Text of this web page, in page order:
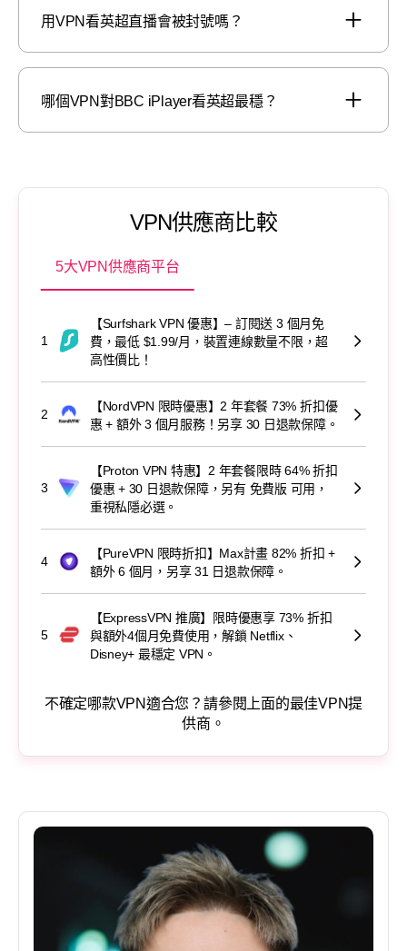
用VPN看英超直播會被封號嗎？
哪個VPN對BBC iPlayer看英超最穩？
VPN供應商比較
5大VPN供應商平台
1
【Surfshark VPN 優惠】– 訂閱送 3 個月免
費，最低 $1.99/月，裝置連線數量不限，超
高性價比！
2
【NordVPN 限時優惠】2 年套餐 73% 折扣優
惠 + 額外 3 個月服務！另享 30 日退款保障。
3
【Proton VPN 特惠】2 年套餐限時 64% 折扣
優惠 + 30 日退款保障，另有 免費版 可用，
重視私隱必選。
4
【PureVPN 限時折扣】Max計畫 82% 折扣 +
額外 6 個月，另享 31 日退款保障。
5
【ExpressVPN 推廣】限時優惠享 73% 折扣
與額外4個月免費使用，解鎖 Netflix、
Disney+ 最穩定 VPN。
不確定哪款VPN適合您？請參閱上面的最佳VPN提
供商。